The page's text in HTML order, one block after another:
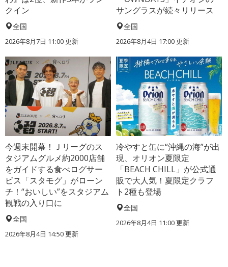
クイン
全国
2026年8月7日 11:00更新
サングラスが続々リリース
全国
2026年8月4日 17:00更新
今週末開幕！Ｊリーグのス
タジアムグルメ約2000店舗
をガイドする食べログサー
ビス「スタモグ」がローン
チ！“おいしい”をスタジアム
観戦の入り口に
全国
2026年8月4日 14:50更新
冷やすと缶に“沖縄の海”が出
現、オリオン夏限定
「BEACH CHILL」が公式通
販で大人気！夏限定クラフ
ト2種も登場
全国
2026年8月4日 11:00更新